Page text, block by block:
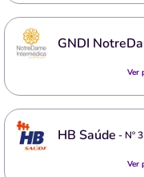
GNDI
Ver
HB Saúde - Nº
Ver